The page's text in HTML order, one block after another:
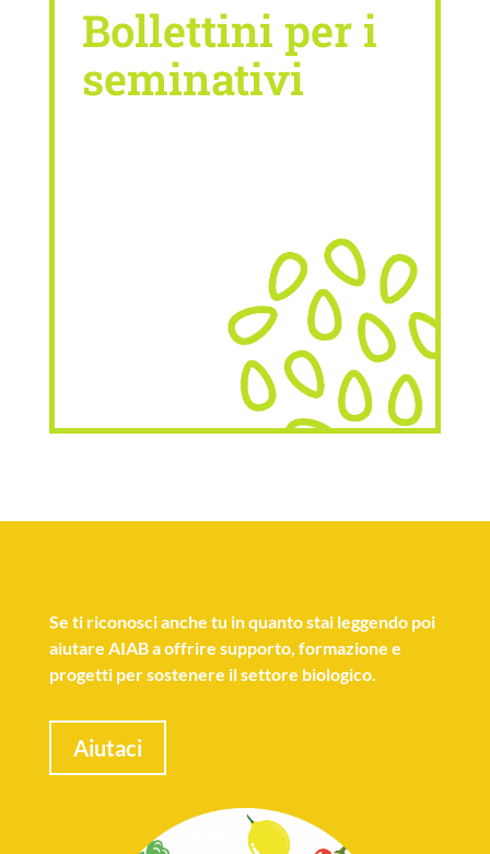
Bollettini per i
seminativi
Se ti riconosci anche tu in quanto stai leggendo poi
aiutare AIAB a offrire supporto, formazione e
progetti per sostenere il settore biologico.
Aiutaci